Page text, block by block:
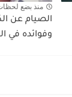
منذ بضع
الصيام عن
وفوائده في